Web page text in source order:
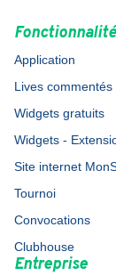
Application
Lives commentés
Widgets gratuits
Widgets -
Site internet
Tournoi
Convocations
Clubhouse
Entreprise